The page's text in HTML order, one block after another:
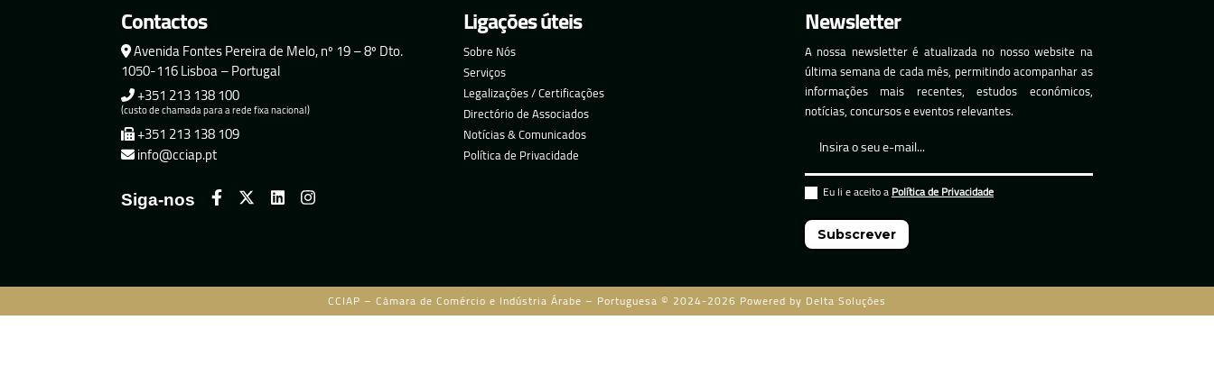
Contactos
Avenida Fontes Pereira de Melo, nº 19 – 8º Dto.
1050-116 Lisboa – Portugal
+351 213 138 100
(custo de chamada para a rede fixa nacional)
+351 213 138 109
info@cciap.pt
Siga-nos
Ligações úteis
Sobre Nós
Serviços
Legalizações / Certificações
Directório de Associados
Notícias & Comunicados
Política de Privacidade
Newsletter
A nossa newsletter é atualizada no nosso website na
última semana de cada mês, permitindo acompanhar as
informações mais recentes, estudos económicos,
notícias, concursos e eventos relevantes.
Eu li e aceito aPolítica de Privacidade
Subscrever
CCIAP – Câmara de Comércio e Indústria Árabe – Portuguesa © 2024-2026 Powered by Delta Soluções